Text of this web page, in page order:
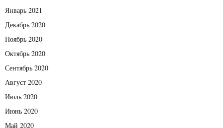
Январь 2021
Декабрь 2020
Ноябрь 2020
Октябрь 2020
Сентябрь 2020
Август 2020
Июль 2020
Июнь 2020
Май 2020